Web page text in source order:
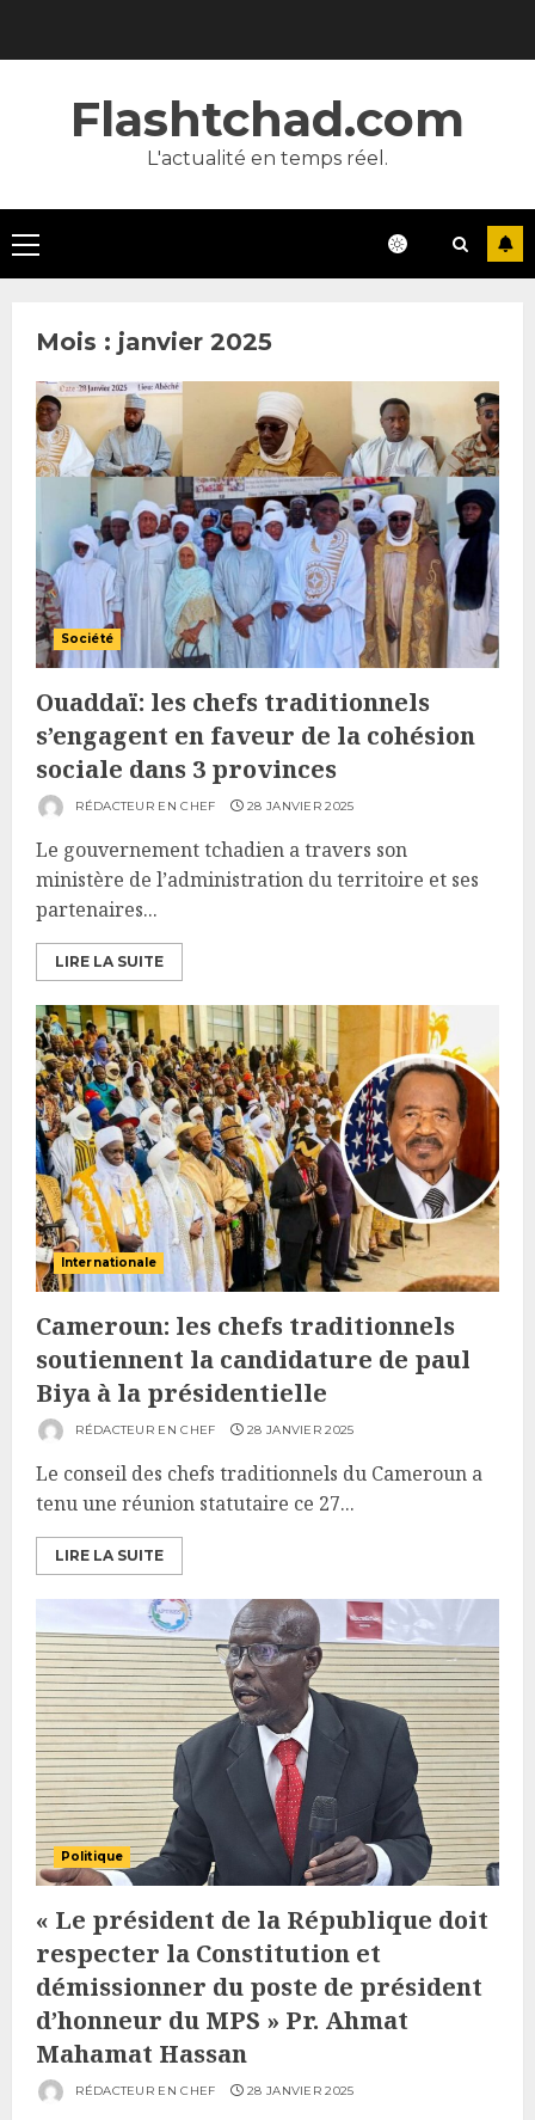
Flashtchad.com
L'actualité en temps réel.
Primary
Menu
Mois : janvier 2025
Société
Ouaddaï: les chefs traditionnels
s’engagent en faveur de la cohésion
sociale dans 3 provinces
RÉDACTEUR EN CHEF 28 JANVIER 2025
Le gouvernement tchadien a travers son
ministère de l’administration du territoire et ses
partenaires...
LIRE LA SUITE
Internationale
Cameroun: les chefs traditionnels
soutiennent la candidature de paul
Biya à la présidentielle
RÉDACTEUR EN CHEF 28 JANVIER 2025
Le conseil des chefs traditionnels du Cameroun a
tenu une réunion statutaire ce 27...
LIRE LA SUITE
Politique
« Le président de la République doit
respecter la Constitution et
démissionner du poste de président
d’honneur du MPS » Pr. Ahmat
Mahamat Hassan
RÉDACTEUR EN CHEF 28 JANVIER 2025